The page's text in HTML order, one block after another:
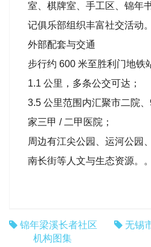
室、棋牌室、手工区、锦年
记俱乐部组织丰富社交活动。
外部配套与交通
步行约 600 米至胜利门地铁
1.1 公里，多条公交可达；
3.5 公里范围内汇聚市二院
家三甲 / 二甲医院；
周边有江尖公园、运河公园
南长街等人文与生态资源。。
锦年梁溪长者社区 无锡
机构图集